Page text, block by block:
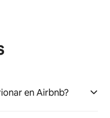
en Airbnb?